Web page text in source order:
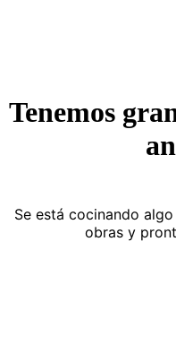
Tenemos
Se está cocinando
obras y